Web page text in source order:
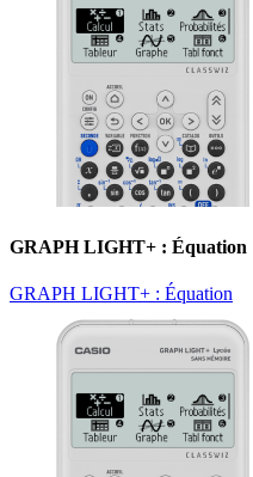
GRAPH LIGHT+ : Équation
GRAPH LIGHT+ : Équation